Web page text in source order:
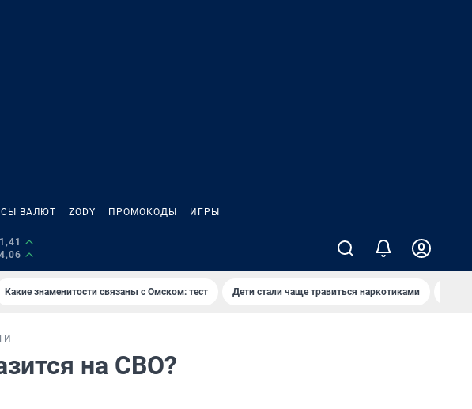
ВАЛЮТ ZODY ПРОМОКОДЫ ИГРЫ
Какие знаменитости связаны с Омском: тест Дети стали чаще травиться наркотиками
на СВО?